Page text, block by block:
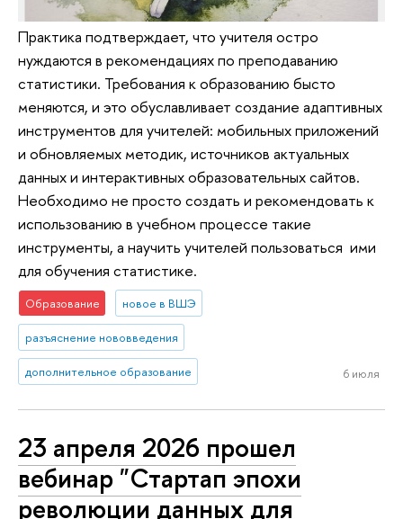
Практика подтверждает, что учителя остро
нуждаются в рекомендациях по преподаванию
статистики. Требования к образованию бысто
меняются, и это обуславливает создание адаптивных
инструментов для учителей: мобильных приложений
и обновляемых методик, источников актуальных
данных и интерактивных образовательных сайтов.
Необходимо не просто создать и рекомендовать к
использованию в учебном процессе такие
инструменты, а научить учителей пользоваться ими
для обучения статистике.
Образование новое в ВШЭ
разъяснение нововведения
дополнительное образование 6 июля
23 апреля 2026 прошел
вебинар "Стартап эпохи
революции данных для